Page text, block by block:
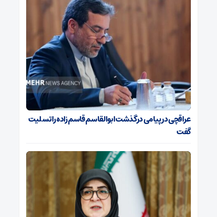
عراقچی در پیامی درگذشت ابوالقاسم قاسم‌زاده را تسلیت
گفت